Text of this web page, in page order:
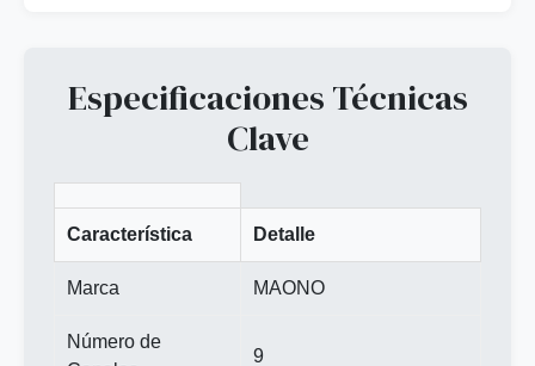
Especificaciones Técnicas
Clave
Característica Detalle
Marca MAONO
Número de
9